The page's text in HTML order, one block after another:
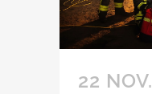
22 NOV.